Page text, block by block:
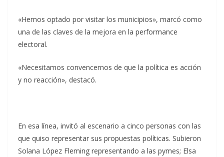
«Hemos optado por visitar los municipios», marcó como
una de las claves de la mejora en la performance
electoral.
«Necesitamos convencernos de que la política es acción
y no reacción», destacó.
En esa línea, invitó al escenario a cinco personas con las
que quiso representar sus propuestas políticas. Subieron
Solana López Fleming representando a las pymes; Elsa